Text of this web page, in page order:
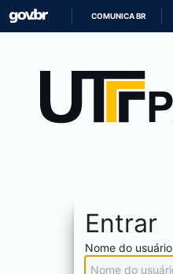
COMUNICA BR
Entrar
Nome do usuário